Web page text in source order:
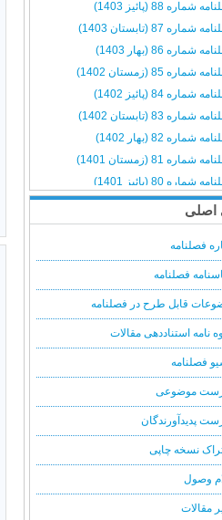
شماره 88 (پائیز 1403)
شماره 87 (تابستان 1403)
شماره 86 (بهار 1403)
شماره 85 (زمستان 1402)
شماره 84 (پائیز 1402)
شماره 83 (تابستان 1402)
شماره 82 (بهار 1402)
شماره 81 (زمستان 1401)
شماره 80 (پائیز 1401)
شماره 79 (تابستان 1401)
شماره 78 (بهار 1401)
شماره 77 (زمستان 1400)
شماره 76 (پائیز 1400)
شماره 75 (تابستان 1400)
شماره 74 (بهار 1400)
شماره 73 (زمستان 1399)
شماره 72 (پائیز 1399)
شماره 71 (تابستان 1399)
شماره 70 (بهار 1399)
شماره 69 (زمستان 1398)
شماره 68 (پائیز 1398)
شماره 67 (تابستان 1398)
شماره 66 (بهار 1398)
شماره 65 (زمستان 1397)
اصلی
فصلنامه
فصلنامه
قابل طرح در فصلنامه
نامه استناددهی مقالات
فصلنامه
موضوعی
پدیدآورندگان
نسخه چاپی
وصول
مقالات